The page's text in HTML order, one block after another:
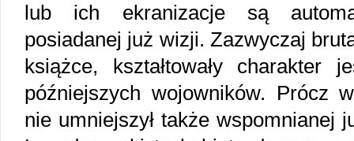
lub ich ekranizacje są
posiadanej już wizji. Zazwyczaj
książce, kształtowały charakter
późniejszych wojowników. Prócz
nie umniejszył także wspomnianej